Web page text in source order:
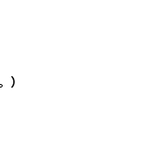
）